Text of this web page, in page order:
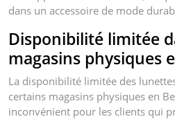
dans un accessoire de mode
Disponibilité limitée
magasins physiques
La disponibilité limitée des
certains magasins physiques en
inconvénient pour les clients qui